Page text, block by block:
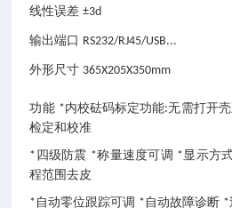
线性误差 ±3d
输出端口 RS232/RJ45/USB...
外形尺寸 365X205X350mm
功能 *内校砝码标定功能:无需打开
检定和校准
* 四级防震 *称量速度可调 *显示方
程范围去皮
* 自动零位跟踪可调 * 自动故障诊断 *